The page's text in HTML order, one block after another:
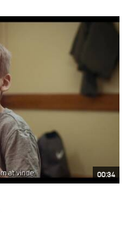
00:34